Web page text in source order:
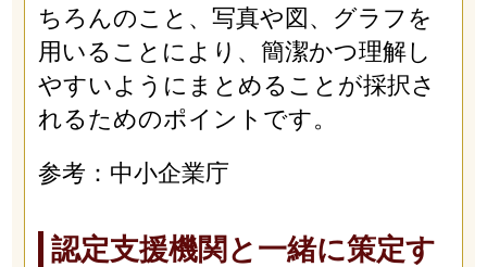
ちろんのこと、写真や図、グラフを
用いることにより、簡潔かつ理解し
やすいようにまとめることが採択さ
れるためのポイントです。
参考：中小企業庁
認定支援機関と一緒に策定す